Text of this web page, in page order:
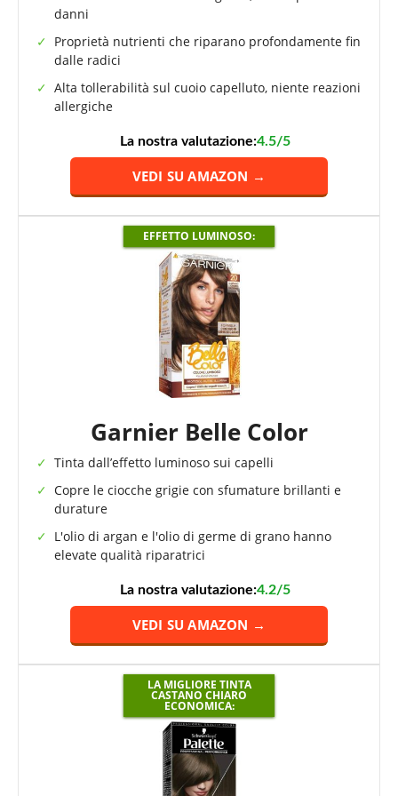
danni
Proprietà nutrienti che riparano profondamente fin
dalle radici
Alta tollerabilità sul cuoio capelluto, niente reazioni
allergiche
La nostra valutazione:4.5/5
VEDI SU AMAZON →
EFFETTO LUMINOSO:
Garnier Belle Color
Tinta dall’effetto luminoso sui capelli
Copre le ciocche grigie con sfumature brillanti e
durature
L'olio di argan e l'olio di germe di grano hanno
elevate qualità riparatrici
La nostra valutazione:4.2/5
VEDI SU AMAZON →
LA MIGLIORE TINTA
CASTANO CHIARO
ECONOMICA: